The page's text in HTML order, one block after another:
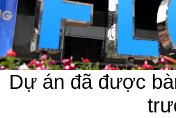
Dự án đã được